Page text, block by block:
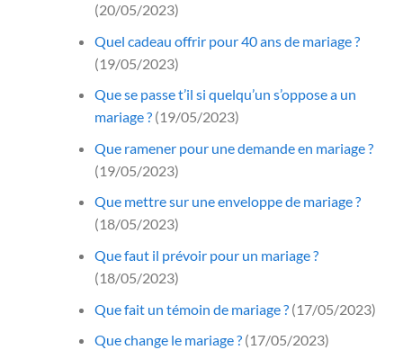
(20/05/2023)
Quel cadeau offrir pour 40 ans de mariage ?
(19/05/2023)
Que se passe t’il si quelqu’un s’oppose a un
mariage ?(19/05/2023)
Que ramener pour une demande en mariage ?
(19/05/2023)
Que mettre sur une enveloppe de mariage ?
(18/05/2023)
Que faut il prévoir pour un mariage ?
(18/05/2023)
Que fait un témoin de mariage ?(17/05/2023)
Que change le mariage ?(17/05/2023)